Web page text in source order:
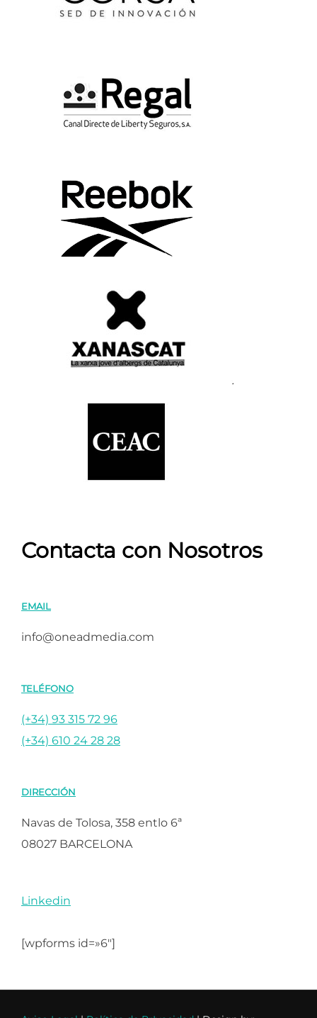
Contacta con Nosotros
EMAIL
info@oneadmedia.com
TELÉFONO
(+34) 93 315 72 96
(+34) 610 24 28 28
DIRECCIÓN
Navas de Tolosa, 358 entlo 6ª
08027 BARCELONA
Linkedin
[wpforms id=»6″]